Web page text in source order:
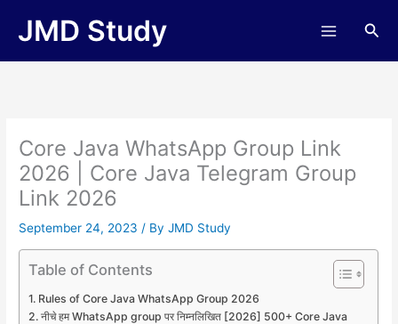
JMD Study
Core Java WhatsApp Group Link
2026 | Core Java Telegram Group
Link 2026
September 24, 2023/ ByJMD Study
Table of Contents
Rules of Core Java WhatsApp Group 2026
नीचे हम WhatsApp group पर निम्नलिखित [2026] 500+ Core Java